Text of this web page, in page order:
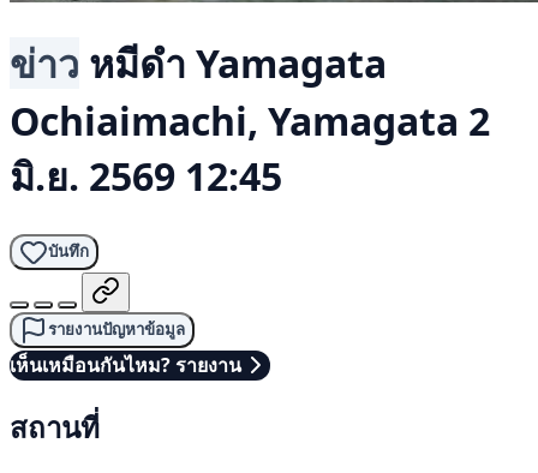
ข่าว หมีดำ Yamagata
Ochiaimachi, Yamagata 2
มิ.ย. 2569 12:45
บันทึก
รายงานปัญหาข้อมูล
เห็นเหมือนกันไหม? รายงาน
สถานที่